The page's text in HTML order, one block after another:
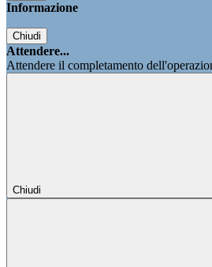
Informazione
Chiudi
Attendere...
Attendere il completamento
Chiudi